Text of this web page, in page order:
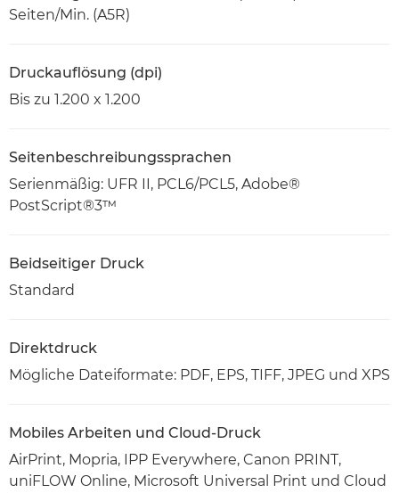
Seiten/Min. (A5R)
Druckauflösung (dpi)
Bis zu 1.200 x 1.200
Seitenbeschreibungssprachen
Serienmäßig: UFR II, PCL6/PCL5, Adobe®
PostScript®3™
Beidseitiger Druck
Standard
Direktdruck
Mögliche Dateiformate: PDF, EPS, TIFF, JPEG und XPS
Mobiles Arbeiten und Cloud-Druck
AirPrint, Mopria, IPP Everywhere, Canon PRINT,
uniFLOW Online, Microsoft Universal Print und Cloud